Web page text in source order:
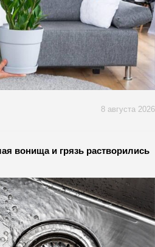
8 августа 2026
вонища и грязь растворились